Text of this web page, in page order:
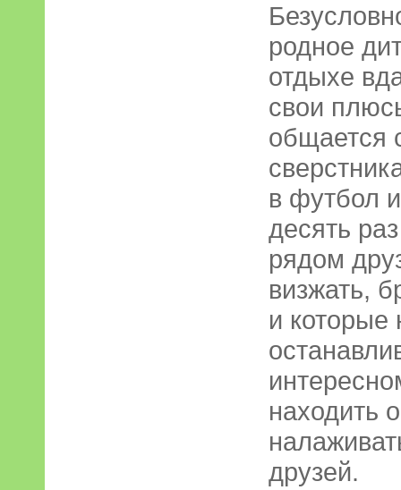
родное
отдыхе
свои
общается
в футбол
десять
рядом
визжать,
и которые
находить
друзей.